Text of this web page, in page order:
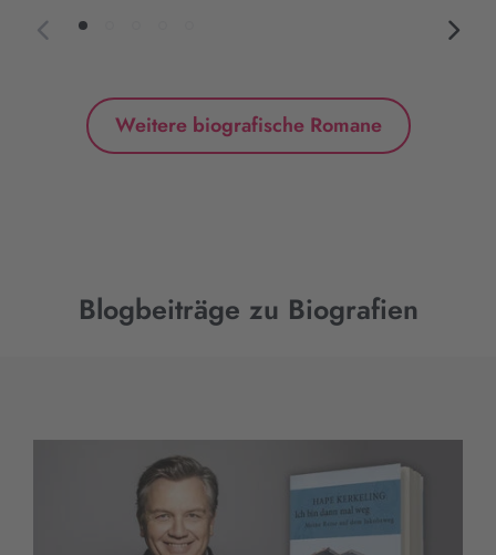
Weitere biografische Romane
Blogbeiträge zu Biografien